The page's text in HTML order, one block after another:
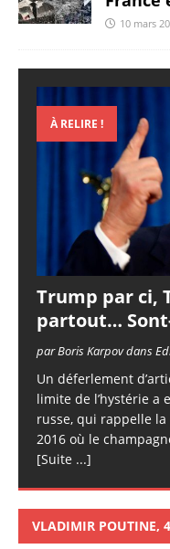
10 mars
À RELIRE !
Trump par ci,
partout…
par Boris Karpov dans
Un déferlement
limite de l’hystérie a
russe, qui rappelle
2016 où le
[Suite ...]
VLADIMIR POUTINE,